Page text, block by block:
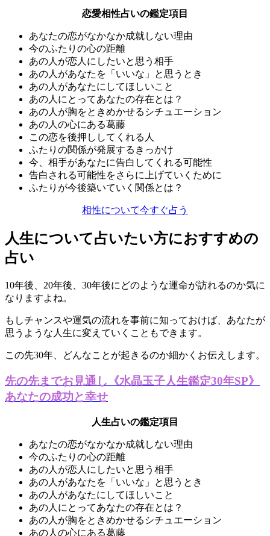
恋愛相性占いの鑑定項目
あなたの恋がなかなか成就しない理由
今のふたりの心の距離
あの人が恋人にしたいと思う相手
あの人があなたを「いいな」と思うとき
あの人があなたにしてほしいこと
あの人にとってあなたの存在とは？
あの人が胸をときめかせるシチュエーション
あの人の心にある葛藤
この恋を後押ししてくれる人
ふたりの関係が発展するきっかけ
今、相手があなたに告白してくれる可能性
告白される可能性をさらに上げていくために
ふたりが今後築いていく関係とは？
相性について今すぐ占う
人生について占いたい方におすすめの
占い
10年後、20年後、30年後にどのような運命が訪れるのか気に
なりますよね。
もしチャンスや運気の流れを事前に知っておけば、あなたが
思うような人生に変えていくこともできます。
この先30年、どんなことが起きるのか細かくお伝えします。
先の先までお見通し《水晶玉子人生鑑定30年SP》
あなたの成功と幸せ
人生占いの鑑定項目
あなたの恋がなかなか成就しない理由
今のふたりの心の距離
あの人が恋人にしたいと思う相手
あの人があなたを「いいな」と思うとき
あの人があなたにしてほしいこと
あの人にとってあなたの存在とは？
あの人が胸をときめかせるシチュエーション
あの人の心にある葛藤